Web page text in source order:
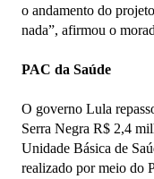
o andamento do
nada”, afirmou o
PAC da Saúde
O governo Lula
Serra Negra R$ 2,4
Unidade Básica de
realizado por meio do